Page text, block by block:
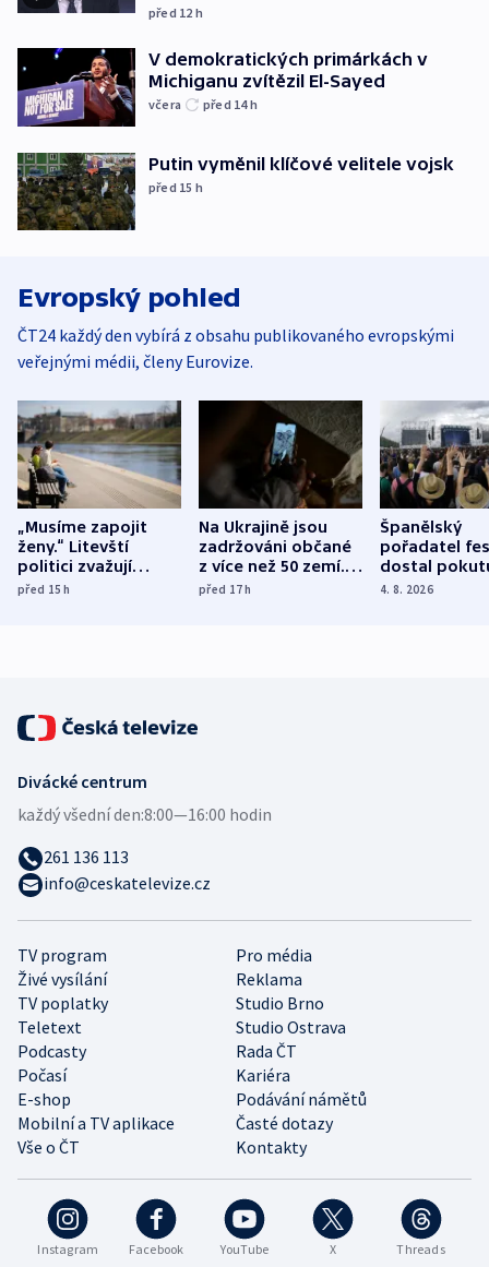
před 12 h
V demokratických primárkách v
Michiganu zvítězil El-Sayed
včera před 14h
Putin vyměnil klíčové velitele vojsk
před 15 h
Evropský pohled
ČT24 každý den vybírá z obsahu publikovaného evropskými
veřejnými médii, členy Eurovize.
„Musíme zapojit
ženy.“ Litevští
politici zvažují
dohodu o
před 15h
Na Ukrajině jsou
zadržováni občané
z více než 50 zemí.
Bojovali na straně
před 17h
Španělský
pořadatel
dostal
nekalé
4. 8. 2026
Instagram Facebook YouTube X Threads
TV program
Pro média
Živé vysílání
Reklama
TV poplatky
Studio Brno
Teletext
Studio Ostrava
Podcasty
Rada ČT
Počasí
Kariéra
E-shop
Podávání námětů
Mobilní a TV aplikace
Časté dotazy
Vše o ČT
Kontakty
Divácké centrum
každý všední den:8:00—16:00 hodin
261 136 113
info@ceskatelevize.cz